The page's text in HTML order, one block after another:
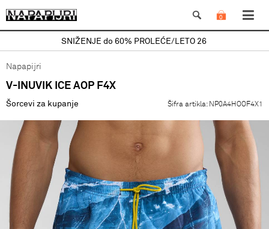
0
SNIŽENJE do 60% PROLEĆE/LETO 26
Napapijri
V-INUVIK ICE AOP F4X
Šorcevi za kupanje Šifra artikla: NP0A4HOOF4X1